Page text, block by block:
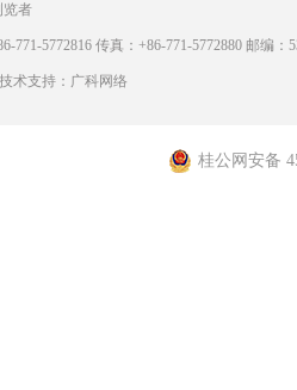
览者
5772816 传真：+86-771-5772880 邮编：
术支持：广科网络
桂公网安备